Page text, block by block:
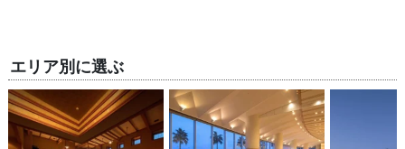
エリア別に選ぶ